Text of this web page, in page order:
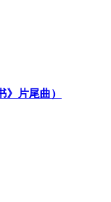
片尾曲）